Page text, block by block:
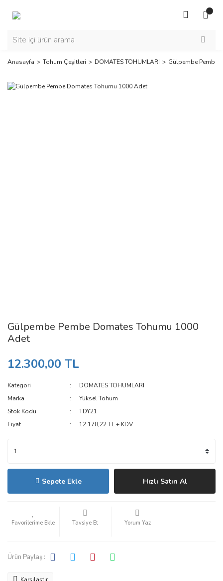
Anasayfa Tohum Çeşitleri DOMATES TOHUMLARI Gülpembe Pembe
Gülpembe Pembe Domates Tohumu 1000
Adet
12.300,00 TL
Kategori
DOMATES TOHUMLARI
Marka
Yüksel Tohum
Stok Kodu
TDY21
Fiyat
12.178,22 TL + KDV
Sepete Ekle Hızlı Satın Al
Tavsiye Et Yorum Yaz
Ürün Paylaş :